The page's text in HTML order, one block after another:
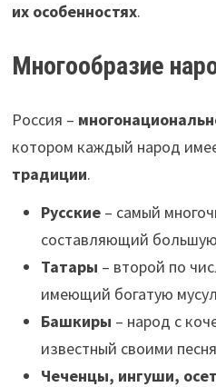
их особенностях.
Многообразие
Россия –
котором каждый народ
традиции.
Русские– самый
составляющий большую
Татары – второй по
имеющий богатую
Башкиры – народ с
известный своими
Чеченцы, ингуши,